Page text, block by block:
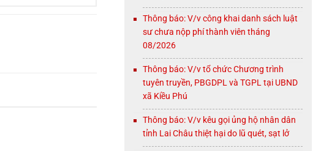
Thông báo: V/v công khai danh sách luật
sư chưa nộp phí thành viên tháng
08/2026
Thông báo: V/v tổ chức Chương trình
tuyên truyền, PBGDPL và TGPL tại UBND
xã Kiều Phú
Thông báo: V/v kêu gọi ủng hộ nhân dân
tỉnh Lai Châu thiệt hại do lũ quét, sạt lở